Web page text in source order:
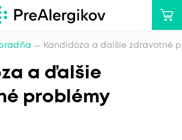
Kandidóza a ďalšie zdravotné
a ďalšie
problémy